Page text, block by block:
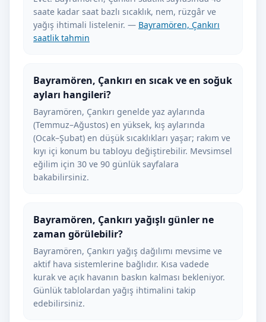
saate kadar saat bazlı sıcaklık, nem, rüzgâr ve
yağış ihtimali listelenir. — Bayramören, Çankırı
saatlik tahmin
Bayramören, Çankırı en sıcak ve en soğuk
ayları hangileri?
Bayramören, Çankırı genelde yaz aylarında
(Temmuz–Ağustos) en yüksek, kış aylarında
(Ocak–Şubat) en düşük sıcaklıkları yaşar; rakım ve
kıyı içi konum bu tabloyu değiştirebilir. Mevsimsel
eğilim için 30 ve 90 günlük sayfalara
bakabilirsiniz.
Bayramören, Çankırı yağışlı günler ne
zaman görülebilir?
Bayramören, Çankırı yağış dağılımı mevsime ve
aktif hava sistemlerine bağlıdır. Kısa vadede
kurak ve açık havanın baskın kalması bekleniyor.
Günlük tablolardan yağış ihtimalini takip
edebilirsiniz.